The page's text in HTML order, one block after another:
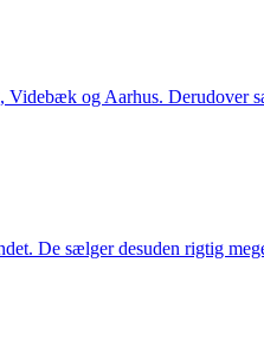
og Aarhus. Derudover
De sælger desuden rigtig